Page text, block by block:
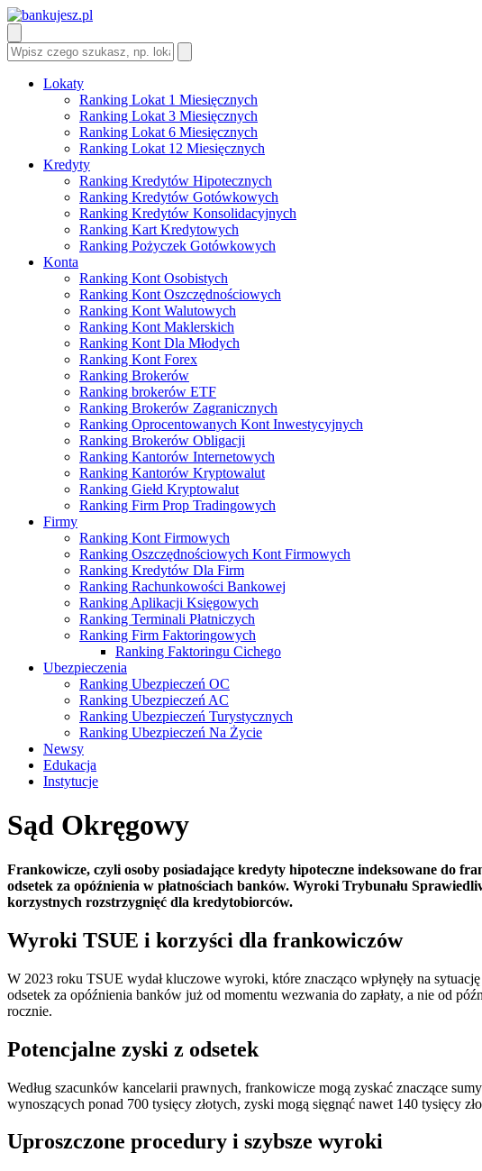
Lokaty
Ranking Lokat 1 Miesięcznych
Ranking Lokat 3 Miesięcznych
Ranking Lokat 6 Miesięcznych
Ranking Lokat 12 Miesięcznych
Kredyty
Ranking Kredytów Hipotecznych
Ranking Kredytów Gotówkowych
Ranking Kredytów Konsolidacyjnych
Ranking Kart Kredytowych
Ranking Pożyczek Gotówkowych
Konta
Ranking Kont Osobistych
Ranking Kont Oszczędnościowych
Ranking Kont Walutowych
Ranking Kont Maklerskich
Ranking Kont Dla Młodych
Ranking Kont Forex
Ranking Brokerów
Ranking brokerów ETF
Ranking Brokerów Zagranicznych
Ranking Oprocentowanych Kont Inwestycyjnych
Ranking Brokerów Obligacji
Ranking Kantorów Internetowych
Ranking Kantorów Kryptowalut
Ranking Giełd Kryptowalut
Ranking Firm Prop Tradingowych
Firmy
Ranking Kont Firmowych
Ranking Oszczędnościowych Kont Firmowych
Ranking Kredytów Dla Firm
Ranking Rachunkowości Bankowej
Ranking Aplikacji Księgowych
Ranking Terminali Płatniczych
Ranking Firm Faktoringowych
Ranking Faktoringu Cichego
Ubezpieczenia
Ranking Ubezpieczeń OC
Ranking Ubezpieczeń AC
Ranking Ubezpieczeń Turystycznych
Ranking Ubezpieczeń Na Życie
Newsy
Edukacja
Instytucje
Sąd Okręgowy
Frankowicze, czyli osoby posiadające kredyty hipoteczne indeksowane do
odsetek za opóźnienia w płatnościach banków. Wyroki Trybunału
korzystnych rozstrzygnięć dla kredytobiorców.
Wyroki TSUE i korzyści dla frankowiczów
W 2023 roku TSUE wydał kluczowe wyroki, które znacząco wpłynęły na
odsetek za opóźnienia banków już od momentu wezwania do zapłaty, a nie od
rocznie.
Potencjalne zyski z odsetek
Według szacunków kancelarii prawnych, frankowicze mogą zyskać znaczące
wynoszących ponad 700 tysięcy złotych, zyski mogą sięgnąć nawet 140 tysięcy
Uproszczone procedury i szybsze wyroki